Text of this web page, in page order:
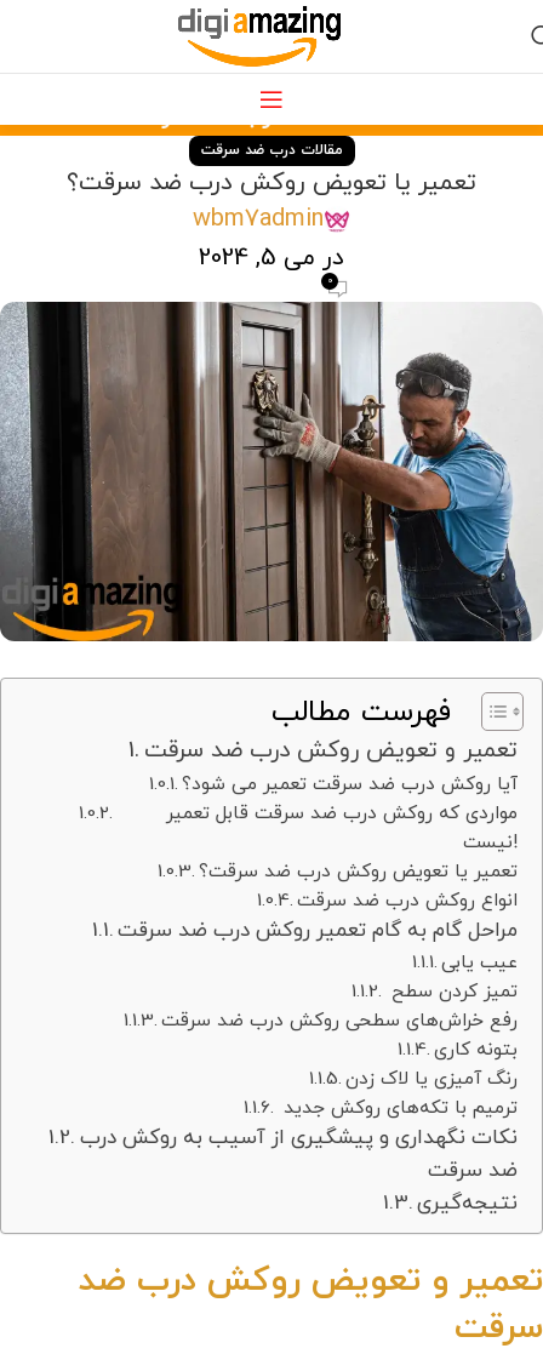
وبلاگ
خانه مقالات درب ضد سرقت
مقالات درب ضد سرقت
تعمیر یا تعویض روکش درب ضد سرقت؟
wbm7admin
در می 5, 2024
0
فهرست مطالب
تعمیر و تعویض روکش درب ضد سرقت
آیا روکش درب ضد سرقت تعمیر می شود؟
مواردی که روکش درب ضد سرقت قابل تعمیر
نیست!
تعمیر یا تعویض روکش درب ضد سرقت؟
انواع روکش درب ضد سرقت
مراحل گام به گام تعمیر روکش درب ضد سرقت
عیب یابی
تمیز کردن سطح
رفع خراش‌های سطحی روکش درب ضد سرقت
بتونه کاری
رنگ آمیزی یا لاک زدن
ترمیم با تکه‌های روکش جدید
نکات نگهداری و پیشگیری از آسیب به روکش درب
ضد سرقت
نتیجه‌گیری
تعمیر و تعویض روکش درب ضد
سرقت